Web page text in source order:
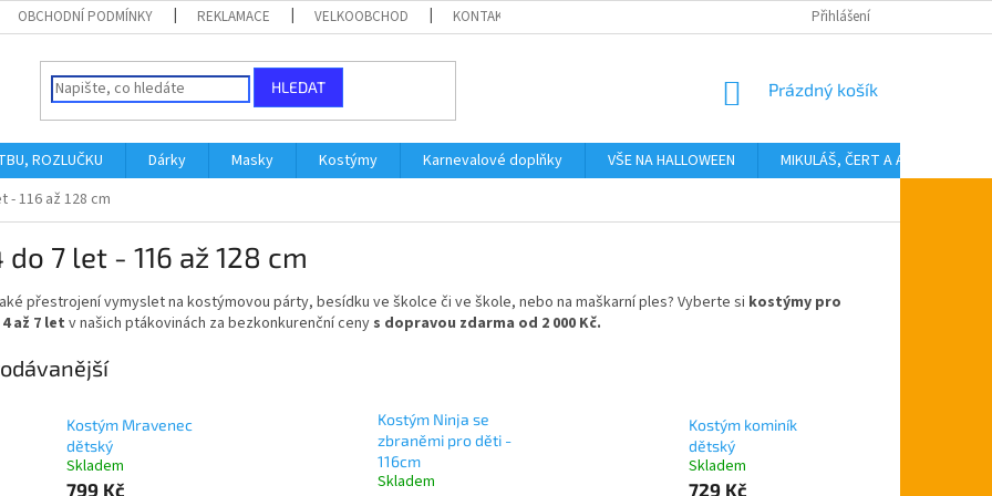
OBCHODNÍ PODMÍNKY REKLAMACE VELKOOBCHOD KONTAKTY Přihlášení
HLEDAT
NÁKUPNÍ
Prázdný košík
ROZLUČKU Dárky Masky Kostýmy Karnevalové doplňky VŠE NA HALLOWEEN MIKULÁŠ, ČERT A ANDĚL
- 116 až 128 cm
do 7 let - 116 až 128 cm
přestrojení vymyslet na kostýmovou párty, besídku ve školce či ve škole, nebo na maškarní ples? Vyberte si kostýmy pro
až 7 letv našich ptákovinách za bezkonkurenční ceny s dopravou zdarma od 2 000 Kč.
Kostým Mravenec
dětský
Skladem
799 Kč
Kostým Ninja se
zbraněmi pro děti -
116cm
Skladem
Kostým kominík
dětský
Skladem
729 Kč